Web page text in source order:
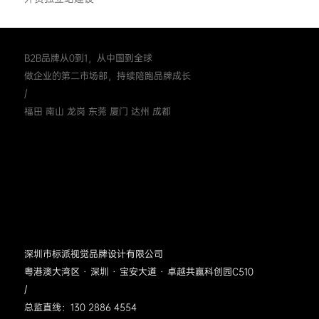
B2B品牌从0到1，从中国到全球
做企业的第二市场部，持续陪跑品牌成长
/
福田 南山 龙岗 东莞 厦门 达州 成都
深圳市标派视觉品牌设计有限公司
粤港澳大湾区 · 深圳 · 宝安大道 · 卓越共赢科创园C510
/
总监直线：130 2886 4554